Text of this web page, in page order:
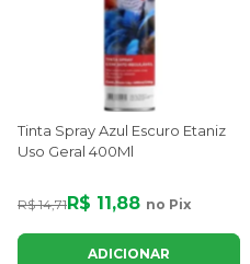
Tinta Spray Azul Escuro Etaniz
Uso Geral 400Ml
R$ 14,71 R$ 11,88 no Pix
ADICIONAR